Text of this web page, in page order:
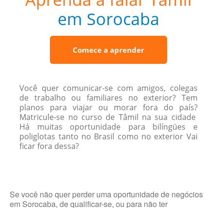
em Sorocaba
Comece a aprender
Você quer comunicar-se com amigos, colegas
de trabalho ou familiares no exterior? Tem
planos para viajar ou morar fora do país?
Matricule-se no curso de Tâmil na sua cidade
Há muitas oportunidade para bilíngües e
poliglotas tanto no Brasil como no exterior Vai
ficar fora dessa?
Se você não quer perder uma oportunidade de negócios
em Sorocaba, de qualificar-se, ou para não ter